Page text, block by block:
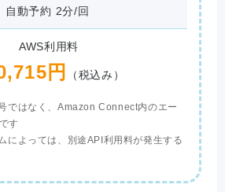
自動予約 2分/回
AWS利用料
円 （税込み）
ではなく、Amazon Connect内のエー
す
によっては、別途API利用料が発生する